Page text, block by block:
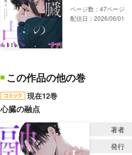
47
配信日：2026/06/01
この作品の他の巻
現在12巻
心臓の融点
著者
発行